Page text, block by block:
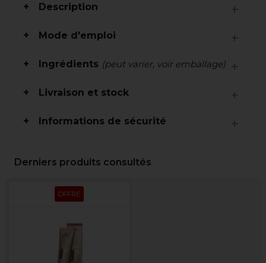
Description
Mode d'emploi
Ingrédients (peut varier, voir emballage)
Livraison et stock
Informations de sécurité
Derniers produits consultés
OFFRE